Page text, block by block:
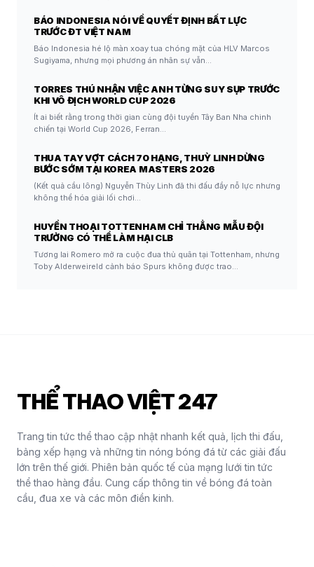
BÁO INDONESIA NÓI VỀ QUYẾT ĐỊNH BẤT LỰC
TRƯỚC ĐT VIỆT NAM
Báo Indonesia hé lộ màn xoay tua chóng mặt của HLV Marcos
Sugiyama, nhưng mọi phương án nhân sự vẫn…
TORRES THÚ NHẬN VIỆC ANH TỪNG SUY SỤP TRƯỚC
KHI VÔ ĐỊCH WORLD CUP 2026
Ít ai biết rằng trong thời gian cùng đội tuyển Tây Ban Nha chinh
chiến tại World Cup 2026, Ferran…
THUA TAY VỢT CÁCH 70 HẠNG, THUỲ LINH DỪNG
BƯỚC SỚM TẠI KOREA MASTERS 2026
(Kết quả cầu lông) Nguyễn Thùy Linh đã thi đấu đầy nỗ lực nhưng
không thể hóa giải lối chơi…
HUYỀN THOẠI TOTTENHAM CHỈ THẲNG MẪU ĐỘI
TRƯỞNG CÓ THỂ LÀM HẠI CLB
Tương lai Romero mở ra cuộc đua thủ quân tại Tottenham, nhưng
Toby Alderweireld cảnh báo Spurs không được trao…
THỂ THAO VIỆT 247
Trang tin tức thể thao cập nhật nhanh kết quả, lịch thi đấu,
bảng xếp hạng và những tin nóng bóng đá từ các giải đấu
lớn trên thế giới. Phiên bản quốc tế của mạng lưới tin tức
thể thao hàng đầu. Cung cấp thông tin về bóng đá toàn
cầu, đua xe và các môn điền kinh.